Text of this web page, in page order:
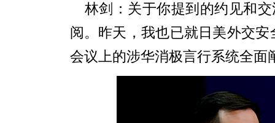
林剑：关于你提到的约见和
阅。昨天，我也已就日美外交安
会议上的涉华消极言行系统全面